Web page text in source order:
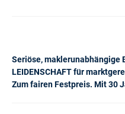
Seriöse, maklerunabhängige
LEIDENSCHAFT für
Zum fairen Festpreis. Mit 30